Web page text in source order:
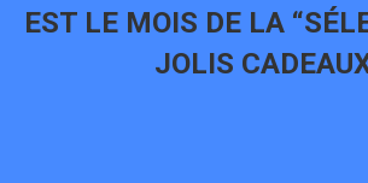
EST LE MOIS DE LA
JOLIS